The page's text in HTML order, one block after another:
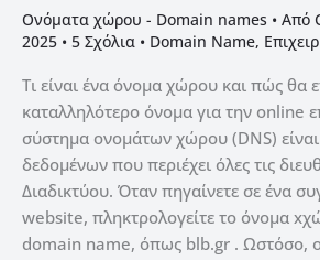
Ονόματα χώρου - Domain names • Από
2025 • 5 Σχόλια • Domain Name,
Τι είναι ένα όνομα χώρου και πώς θα
καταλληλότερο όνομα για την online
σύστημα ονομάτων χώρου (DNS)
δεδομένων που περιέχει όλες τις
Διαδικτύου. Όταν πηγαίνετε σε ένα
website, πληκτρολογείτε το όνομα
domain name, όπως blb.gr . Ωστόσο,